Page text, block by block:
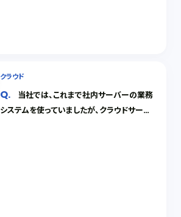
クラウド
当社では、これまで社内サーバーの業務
システムを使っていましたが、クラウドサービ